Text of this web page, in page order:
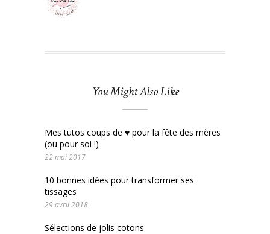
You Might Also Like
Mes tutos coups de ♥ pour la fête des mères
(ou pour soi !)
22 mai 2017
10 bonnes idées pour transformer ses
tissages
29 avril 2018
Sélections de jolis cotons